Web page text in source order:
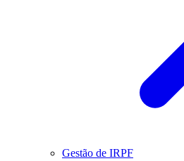
Gestão de IRPF